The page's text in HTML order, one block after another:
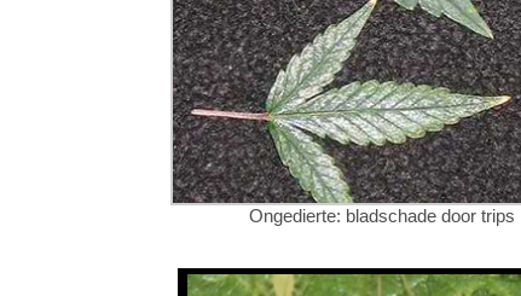
Ongedierte: bladschade door trips